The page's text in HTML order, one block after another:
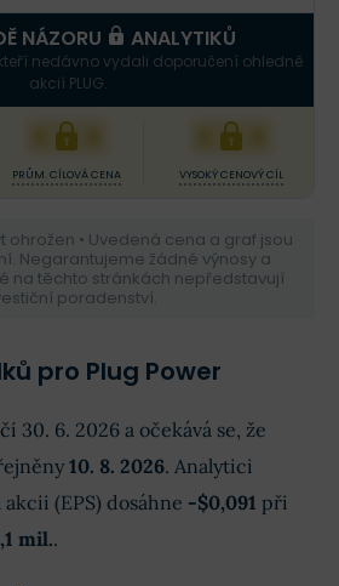
NÁZORU ANALYTIKŮ
nedávno vydali doporučení ohledně
akcií PLUG.
XXX
PRŮM. CÍLOVÁ CENA
XXX
VYSOKÝ CENOVÝ CÍL
ohrožen • Uvedená cena a graf jsou
Negarantujeme žádné výnosy a
na těchto stránkách nepředstavují
poradenství.
pro Plug Power
30. 6. 2026 a očekává se, že
10. 8. 2026. Analytici
(EPS) dosáhne -$0,091 při
mil..